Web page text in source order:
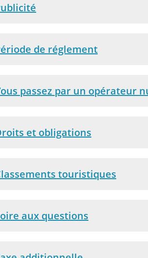
de réglement
passez par un opérateur
et obligations
touristiques
aux questions